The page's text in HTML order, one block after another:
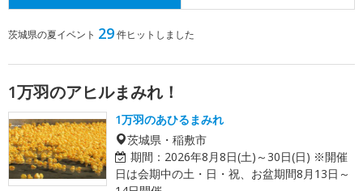
茨城県の夏イベント 29件ヒットしました
1万羽のアヒルまみれ！
1万羽のあひるまみれ
茨城県・稲敷市
期間： 2026年8月8日(土)～30日(日) ※開催
日は会期中の土・日・祝、お盆期間8月13日～